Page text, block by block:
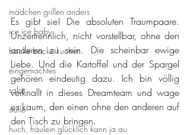
mädchen grillen anders
ice ice baby
backe backe kuchen
eingemachtes
salat
stulle
huch, fräulein glücklich kann ja au
Es gibt sie! Die absoluten Traumpaare.
Unzertrennlich, nicht vorstellbar, ohne den
anderen zu sein. Die scheinbar ewige
Liebe. Und die Kartoffel und der Spargel
gehören eindeutig dazu. Ich bin völlig
verknallt in dieses Dreamteam und wage
es kaum, den einen ohne den anderen auf
den Tisch zu bringen.